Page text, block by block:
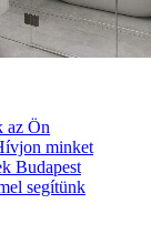
az Ön
minket
Budapest
segítünk